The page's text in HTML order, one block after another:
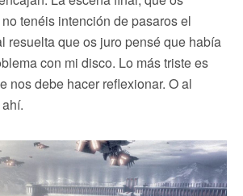
tenéis intención de pasaros el
resuelta que os juro pensé que había
con mi disco. Lo más triste es
nos debe hacer reflexionar. O al